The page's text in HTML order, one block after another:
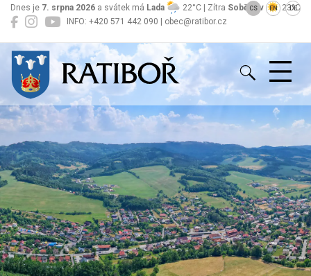
INFO: +420 571 442 090 | obec@ratibor.cz
Dnes je 7. srpna 2026 a svátek má Lada 22°C | Zítra Soběslav 23°C
CS EN DE
Ratiboř